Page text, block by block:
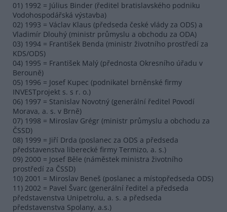
01) 1992 = Július Binder (ředitel bratislavského podniku
Vodohospodářská výstavba)
02) 1993 = Václav Klaus (předseda české vlády za ODS) a
Vladimír Dlouhý (ministr průmyslu a obchodu za ODA)
03) 1994 = František Benda (ministr životního prostředí za
KDS/ODS)
04) 1995 = František Malý (přednosta Okresního úřadu v
Berouně)
05) 1996 = Josef Kupec (podnikatel brněnské firmy
INVESTprojekt s. s r. o.)
06) 1997 = Stanislav Novotný (generální ředitel Povodí
Morava, a. s. v Brně)
07) 1998 = Miroslav Grégr (ministr průmyslu a obchodu za
ČSSD)
08) 1999 = Jiří Drda (poslanec za ODS a předseda
představenstva liberecké firmy Termizo, a. s.)
09) 2000 = Josef Běle (náměstek ministra životního
prostředí za ČSSD)
10) 2001 = Miroslav Beneš (poslanec a místopředseda ODS)
11) 2002 = Pavel Švarc (generální ředitel a předseda
představenstva Unipetrolu, a. s. a předseda
představenstva Spolany, a.s.)